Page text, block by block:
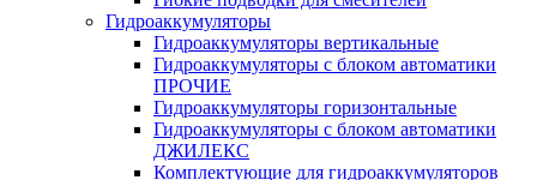
Гидроаккумуляторы
Гидроаккумуляторы вертикальные
Гидроаккумуляторы с блоком автоматики
ПРОЧИЕ
Гидроаккумуляторы горизонтальные
Гидроаккумуляторы с блоком автоматики
ДЖИЛЕКС
Комплектующие для гидроаккумуляторов